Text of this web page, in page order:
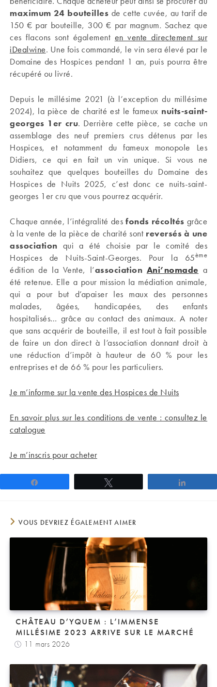
maximum 24 bouteilles de cette cuvée, au tarif de
150 € par bouteille, 300 € par magnum. Sachez que
ces flacons sont également en vente directement sur
iDealwine. Une fois commandé, le vin sera élevé par le
Domaine des Hospices pendant 1 an, puis pourra être
récupéré ou livré.
Depuis le millésime 2021 (à l’exception du millésime
2024), la pièce de charité est le fameux nuits-saint-
georges 1er cru. Derrière cette pièce, se cache un
assemblage des neuf premiers crus détenus par les
Hospices, et notamment du fameux monopole Les
Didiers, ce qui en fait un vin unique. Si vous ne
souhaitez que quelques bouteilles du Domaine des
Hospices de Nuits 2025, c’est donc ce nuits-saint-
georges 1er cru que vous pourrez acquérir.
Chaque année, l’intégralité des fonds récoltés grâce
à la vente de la pièce de charité sont reversés à une
association qui a été choisie par le comité des
Hospices de Nuits-Saint-Georges. Pour la 65ème
édition de la Vente, l’association Ani’nomade a
été retenue. Elle a pour mission la médiation animale,
qui a pour but d’apaiser les maux des personnes
malades, âgées, handicapées, des enfants
hospitalisés… grâce au contact des animaux. A noter
que sans acquérir de bouteille, il est tout à fait possible
de faire un don direct à l’association donnant droit à
une réduction d’impôt à hauteur de 60 % pour les
entreprises et de 66 % pour les particuliers.
Je m’informe sur la vente des Hospices de Nuits
En savoir plus sur les conditions de vente : consultez le
catalogue
Je m’inscris pour acheter
VOUS DEVRIEZ ÉGALEMENT AIMER
CHÂTEAU D’YQUEM : L’IMMENSE
MILLÉSIME 2023 ARRIVE SUR LE MARCHÉ
11 mars 2026